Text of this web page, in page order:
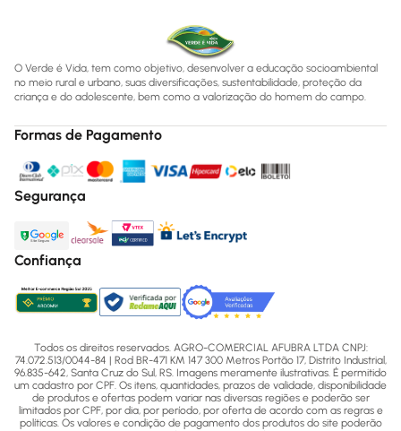
O Verde é Vida, tem como objetivo, desenvolver a educação socioambiental
no meio rural e urbano, suas diversificações, sustentabilidade, proteção da
criança e do adolescente, bem como a valorização do homem do campo.
Formas de Pagamento
Segurança
Confiança
Todos os direitos reservados. AGRO-COMERCIAL AFUBRA LTDA CNPJ:
74.072.513/0044-84 | Rod BR-471 KM 147 300 Metros Portão 17, Distrito Industrial,
96.835-642, Santa Cruz do Sul, RS. Imagens meramente ilustrativas. É permitido
um cadastro por CPF. Os itens, quantidades, prazos de validade, disponibilidade
de produtos e ofertas podem variar nas diversas regiões e poderão ser
limitados por CPF, por dia, por período, por oferta de acordo com as regras e
políticas. Os valores e condição de pagamento dos produtos do site poderão